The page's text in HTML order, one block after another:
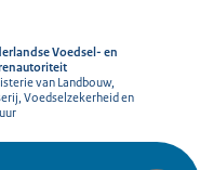
Voedsel- en
van Landbouw,
Voedselzekerheid en